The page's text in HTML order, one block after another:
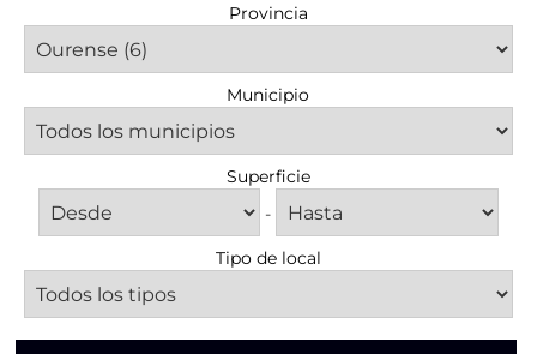
Provincia
Municipio
Superficie
-
Tipo de local